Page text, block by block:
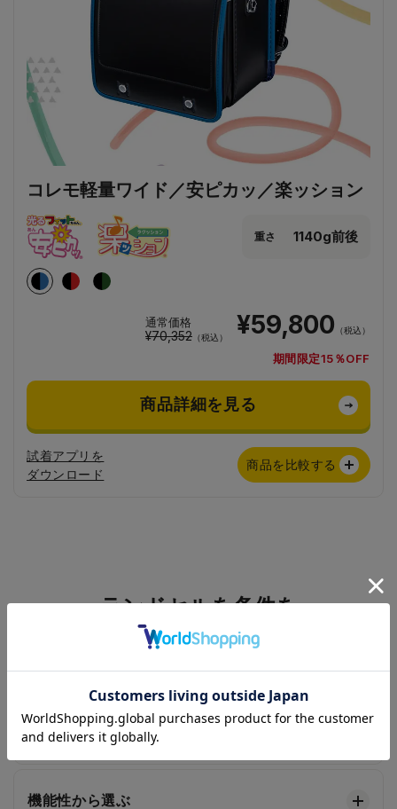
コレモ軽量ワイド／安ピカッ／楽ッション
重さ 1140g前後
通常価格
¥70,352 （税込） ¥59,800 （税込）
期間限定15％OFF
商品詳細を見る
試着アプリを
ダウンロード
商品を比較する
ランドセルを条件を
絞って選ぶ
色から選ぶ
機能性から選ぶ